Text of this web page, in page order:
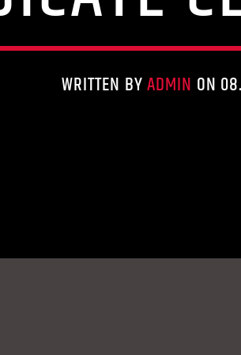
WRITTEN BYADMIN ON